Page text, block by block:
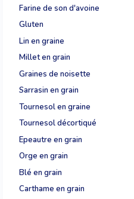
Farine de son d'avoine
Gluten
Lin en graine
Millet en grain
Graines de noisette
Sarrasin en grain
Tournesol en graine
Tournesol décortiqué
Epeautre en grain
Orge en grain
Blé en grain
Carthame en grain